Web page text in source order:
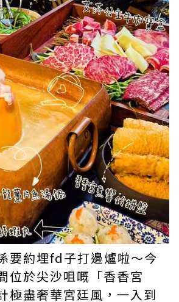
要約埋fd子打邊爐啦～今
位於尖沙咀嘅「香香宮
極盡奢華宮廷風，一入到